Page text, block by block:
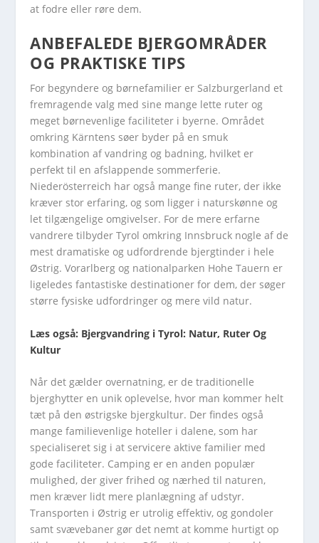
at fodre eller røre dem.
ANBEFALEDE BJERGOMRÅDER
OG PRAKTISKE TIPS
For begyndere og børnefamilier er Salzburgerland et
fremragende valg med sine mange lette ruter og
meget børnevenlige faciliteter i byerne. Området
omkring Kärntens søer byder på en smuk
kombination af vandring og badning, hvilket er
perfekt til en afslappende sommerferie.
Niederösterreich har også mange fine ruter, der ikke
kræver stor erfaring, og som ligger i naturskønne og
let tilgængelige omgivelser. For de mere erfarne
vandrere tilbyder Tyrol omkring Innsbruck nogle af de
mest dramatiske og udfordrende bjergtinder i hele
Østrig. Vorarlberg og nationalparken Hohe Tauern er
ligeledes fantastiske destinationer for dem, der søger
større fysiske udfordringer og mere vild natur.
Læs også: Bjergvandring i Tyrol: Natur, Ruter Og
Kultur
Når det gælder overnatning, er de traditionelle
bjerghytter en unik oplevelse, hvor man kommer helt
tæt på den østrigske bjergkultur. Der findes også
mange familievenlige hoteller i dalene, som har
specialiseret sig i at servicere aktive familier med
gode faciliteter. Camping er en anden populær
mulighed, der giver frihed og nærhed til naturen,
men kræver lidt mere planlægning af udstyr.
Transporten i Østrig er utrolig effektiv, og gondoler
samt svævebaner gør det nemt at komme hurtigt op